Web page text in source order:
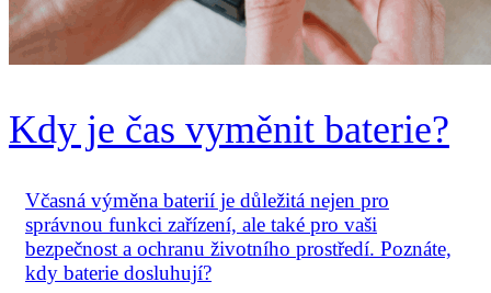
Kdy je čas vyměnit baterie?
Včasná výměna baterií je důležitá nejen pro
správnou funkci zařízení, ale také pro vaši
bezpečnost a ochranu životního prostředí. Poznáte,
kdy baterie dosluhují?